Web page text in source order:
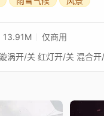
13.91M 仅商用